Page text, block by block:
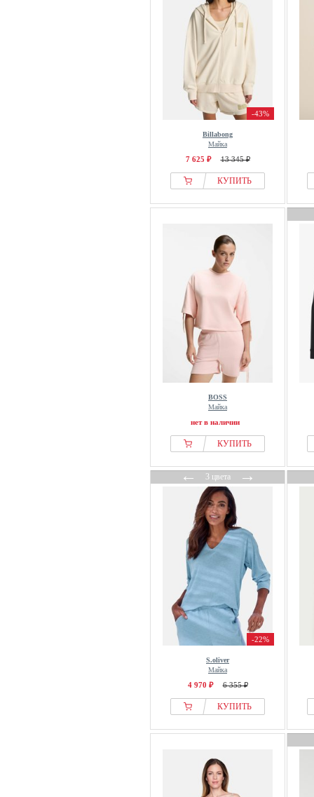
-43%
Billabong
Майка
7 625 ₽ 13 345 ₽
КУПИТЬ
BOSS
Майка
нет в наличии
КУПИТЬ
←3 цвета→
-22%
S.oliver
Майка
4 970 ₽ 6 355 ₽
КУПИТЬ